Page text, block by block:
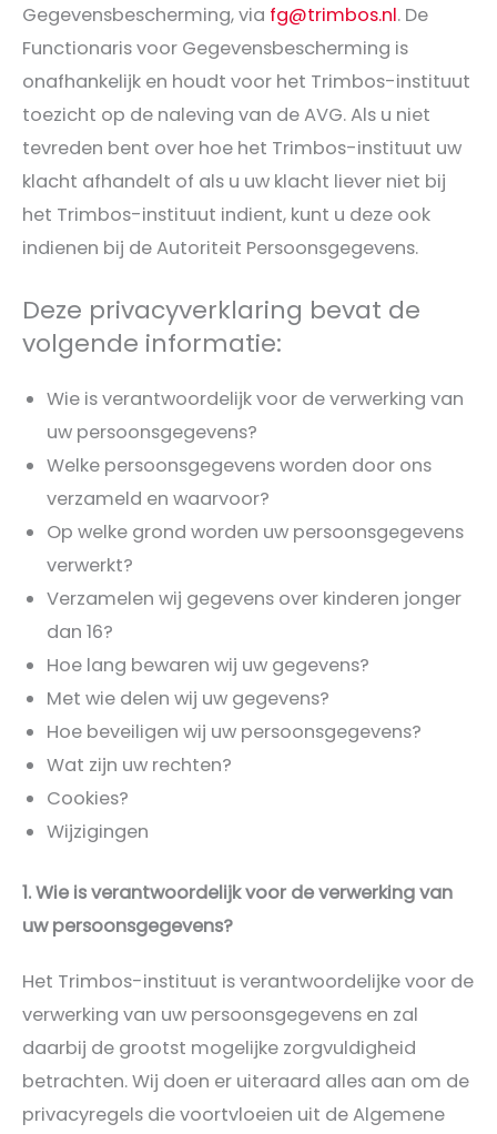
Gegevensbescherming, via fg@trimbos.nl. De
Functionaris voor Gegevensbescherming is
onafhankelijk en houdt voor het Trimbos-instituut
toezicht op de naleving van de AVG. Als u niet
tevreden bent over hoe het Trimbos-instituut uw
klacht afhandelt of als u uw klacht liever niet bij
het Trimbos-instituut indient, kunt u deze ook
indienen bij de Autoriteit Persoonsgegevens.
Deze privacyverklaring bevat de
volgende informatie:
Wie is verantwoordelijk voor de verwerking van
uw persoonsgegevens?
Welke persoonsgegevens worden door ons
verzameld en waarvoor?
Op welke grond worden uw persoonsgegevens
verwerkt?
Verzamelen wij gegevens over kinderen jonger
dan 16?
Hoe lang bewaren wij uw gegevens?
Met wie delen wij uw gegevens?
Hoe beveiligen wij uw persoonsgegevens?
Wat zijn uw rechten?
Cookies?
Wijzigingen
1. Wie is verantwoordelijk voor de verwerking van
uw persoonsgegevens?
Het Trimbos-instituut is verantwoordelijke voor de
verwerking van uw persoonsgegevens en zal
daarbij de grootst mogelijke zorgvuldigheid
betrachten. Wij doen er uiteraard alles aan om de
privacyregels die voortvloeien uit de Algemene